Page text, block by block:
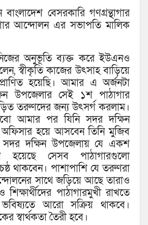
বেসরকারি গণগ্রন্থাগার
আন্দোলন এর সভাপতি মালিক
অনুভূতি ব্যক্ত করে ইউএনও
স্বীকৃতি কাজের উৎসাহ বাড়িয়ে
হয়েছি। আমার এ অর্জনটা
উপজেলার সেই ১শ পাঠাগার
তরুণদের জন্য উৎসর্গ করলাম।
আমার পর যিনি সদর দক্ষিন
অফিসার হয়ে আসবেন তিনি মুজিব
সদর দক্ষিন উপজেলায় যে একশ
হয়েছে সেসব পাঠাগারগুলো
থাকবেন। পাশাপাশি যে তরুণরা
সাথে জড়িয়ে আছে তারাও
শিক্ষার্থীদের পাঠাগারমুখী রাখতে
আরো সক্রিয় থাকবে।
স্বার্থকতা তৈরী হবে।